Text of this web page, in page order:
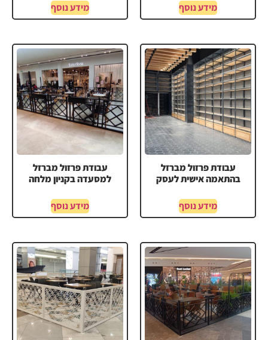
מידע נוסף מידע נוסף
עבודת פרזול מברזל
בהתאמה אישית לעסק
מידע נוסף
עבודת פרזול מברזל
למסעדה בקניון מלחה
מידע נוסף